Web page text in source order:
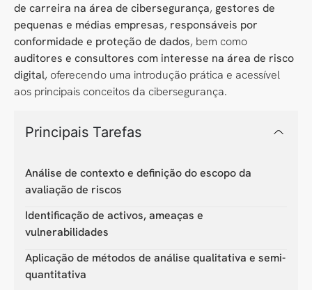
de carreira na área de cibersegurança, gestores de
pequenas e médias empresas, responsáveis por
conformidade e proteção de dados, bem como
auditores e consultores com interesse na área de risco
digital, oferecendo uma introdução prática e acessível
aos principais conceitos da cibersegurança.
Principais Tarefas
Análise de contexto e definição do escopo da
avaliação de riscos
Identificação de activos, ameaças e
vulnerabilidades
Aplicação de métodos de análise qualitativa e semi-
quantitativa